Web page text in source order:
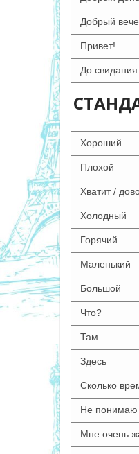
Добрый
Привет!
До свидания
Хороший
Плохой
Хватит /
Холодный
Горячий
Маленький
Большой
Что?
Там
Здесь
Сколько
Не понимаю
Мне очень